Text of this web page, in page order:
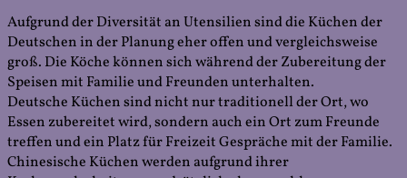
Aufgrund der Diversität an Utensilien sind die Küchen der
Deutschen in der Planung eher offen und vergleichsweise
groß. Die Köche können sich während der Zubereitung der
Speisen mit Familie und Freunden unterhalten.
Deutsche Küchen sind nicht nur traditionell der Ort, wo
Essen zubereitet wird, sondern auch ein Ort zum Freunde
treffen und ein Platz für Freizeit Gespräche mit der Familie.
Chinesische Küchen werden aufgrund ihrer